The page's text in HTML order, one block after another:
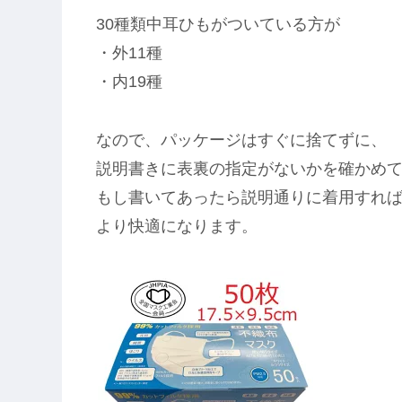
30種類中耳ひもがついている方が
・外11種
・内19種
なので、パッケージはすぐに捨てずに、
説明書きに表裏の指定がないかを確かめて
もし書いてあったら説明通りに着用すれば
より快適になります。